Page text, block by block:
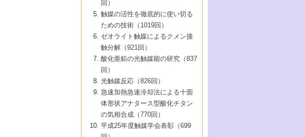
8号 オレフィン重合触媒の新たな展
7号 基礎化学品製造の触媒技術
8号 資源の循環と触媒技術
7号 触媒研究と学術雑誌/情報
8号 若い世代からみた触媒化学の現状と未
ビナトリアルケミストリー
6号 第88回触媒討論会特集号
7号 企業における触媒研究のブレークスル
8号 この材料を触媒として使ってみません
5号 触媒のおもしろさをどのように伝える
6号 第86回触媒討論会
7号 水素化精製触媒の新しい展開
8号 新しい反応性と機能性を目指した金属
クラスタ-化学
4号 実用炭素材料の新展開
5号 研究の方法論を考える
7号 機能性金属材料と触媒
8号 触媒研究へのNMRの応用と展望
媒学会この10年の歩みとこれから/創立40周
2号 第81回触媒討論会
3号 計算機触媒化学へのさそい
4号 触媒劣化の制御と予測
5号 最新の実用プロセスと触媒
6号 第82回触媒討論会
7号 ナノ構造体の化学
8号 あの反応は今
1号 均一系と不均一系触媒反応-その特徴と
接点
2号 第79回触媒討論会
3号 最新NO除去触媒の実用化研究
4号 新しい反応場を目指した触媒調製
5号 反応・分離技術の新しい展開
6号 第80回触媒討論会
8号 AFMでみる世界
▼38巻（1996年）
1号 触媒の構造と触媒作用/C1化学を中心と
する21世紀への触媒
3号 オリンピックメダル:金・銀・銅はどん
な触媒作用を示すか
4号 触媒作用における機能の複合化
5号 未来を拓け！若手研究者
6号 第78回触媒討論会
7号 ダイナミックな領域への触媒研究の展
開/C1化学を中心とする21世紀への触媒
▼37巻（1995年）
1号 ファインケミカルズと固体触媒
2号 第75回触媒討論会
3号 希土類を利用した触媒
4号 触媒とリサイクル
5号 エネルギー変換触媒
6号 第76回触媒討論会
7号 表面吸着相の新しい展開
8号 マイクロポーラス・クリスタル触媒の
▼36巻（1994年）
1号 電気化学と触媒
2号 第73回触媒討論会
3号 C4化学の展開
4号 《通常号》
5号 《通常号》
6号 第74回触媒討論会
▼35巻（1993年）
1号 工業触媒開発マニュアル―探索から工
業化まで
2号 第71回触媒討論会
3号 研究開発のうらおもて―着想と展開
4号 触媒劣化と寿命の予測
5号 環境に優しい触媒
▼34巻（1992年）
1号 インパクトを与えたこの研究
2号 第69回触媒討論会
3号 ケミカルズ合成触媒―新しい展開と応
▼33巻（1991年）
1号 触媒プロセス開発マニュアル―探索か
ら工業化まで，知っておきたいこと PartII
2号 第67回触媒討論会
▼32巻（1990年）
1号 21世紀に向けて触媒研究の飛躍をめざ
す―触媒化学の裾野を広げよう
2号 第65回触媒討論会
▼31巻（1989年）
1号 情報科学と反応設計・材料設計
▼30巻（1988年）
回）
触媒の活性を徹底的に使い切る
ための技術（1019回）
ゼオライト触媒によるクメン接
触分解（921回）
酸化亜鉛の光触媒能の研究（837
回）
光触媒反応（826回）
急速加熱急速冷却法による十面
体形状アナタース型酸化チタン
の気相合成（770回）
平成25年度触媒学会表彰（699